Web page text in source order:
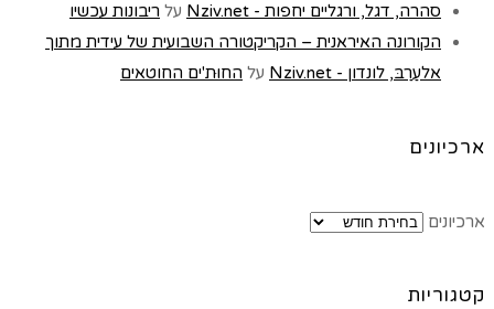
סהרה, דגל, ורגליים יחפות - Nziv.net
על ריבונות עכשיו
הקורונה האיראנית – הקריקטורה השבועית של עידית מתוך
אלעַרַבּ, לונדון - Nziv.net
על החוּת'ים החוטאים
ארכיונים
ארכיונים
קטגוריות